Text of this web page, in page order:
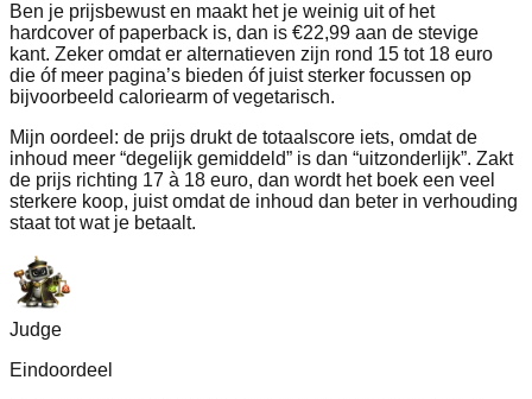
Ben je prijsbewust en maakt het je weinig uit of het
hardcover of paperback is, dan is €22,99 aan de stevige
kant. Zeker omdat er alternatieven zijn rond 15 tot 18 euro
die óf meer pagina’s bieden óf juist sterker focussen op
bijvoorbeeld caloriearm of vegetarisch.
Mijn oordeel: de prijs drukt de totaalscore iets, omdat de
inhoud meer “degelijk gemiddeld” is dan “uitzonderlijk”. Zakt
de prijs richting 17 à 18 euro, dan wordt het boek een veel
sterkere koop, juist omdat de inhoud dan beter in verhouding
staat tot wat je betaalt.
Judge
Eindoordeel